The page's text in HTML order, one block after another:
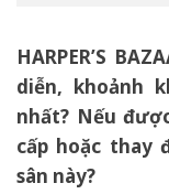
HARPER’S
diễn, khoảnh
nhất? Nếu
cấp hoặc thay
sân này?